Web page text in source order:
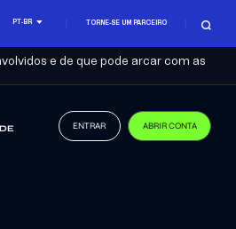
PT-BR TORNE-SE UM PARCEIRO
e de que pode arcar com as
ENTRAR ABRIR CONTA